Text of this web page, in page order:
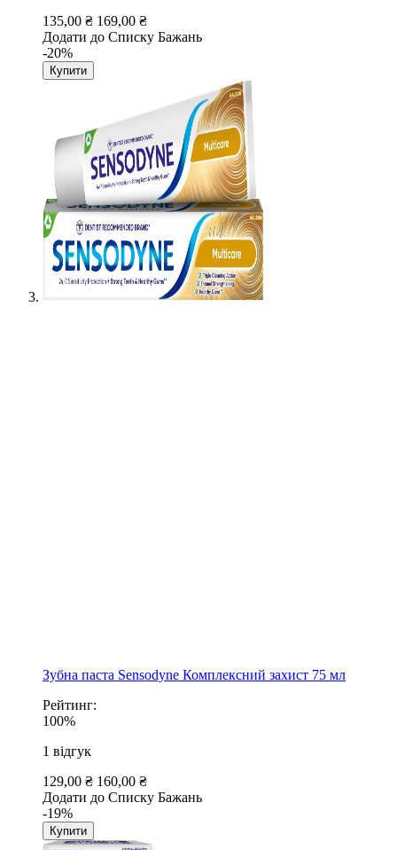
135,00 ₴ 169,00 ₴
Додати до Списку Бажань
-20%
Купити
Зубна паста Sensodyne Комплексний захист 75 мл
Рейтинг:
100%
1 відгук
129,00 ₴ 160,00 ₴
Додати до Списку Бажань
-19%
Купити